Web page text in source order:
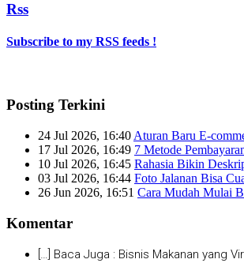
Rss
Subscribe to my RSS feeds !
Posting Terkini
24 Jul 2026, 16:40 Aturan Baru E-
17 Jul 2026, 16:49 7 Metode
10 Jul 2026, 16:45 Rahasia Bikin
03 Jul 2026, 16:44 Foto Jalanan Bisa
26 Jun 2026, 16:51 Cara Mudah Mulai
Komentar
[…] Baca Juga : Bisnis Makanan yang